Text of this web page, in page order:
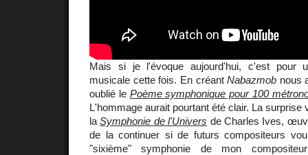
Mais si je l'évoque aujourd'hui, c'est pour
musicale cette fois. En créantNabazmob nous
oublié le Poème symphonique pour 100
L'hommage aurait pourtant été clair. La surprise
laSymphonie de l'Univers de Charles Ives,
de la continuer si de futurs compositeurs
"sixième" symphonie de mon